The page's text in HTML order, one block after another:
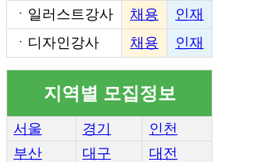
ㆍ 일러스트강사 채용
인재
ㆍ 디자인강사 채용 인재
지역별 모집정보
서울 경기
인천
부산
대구
대전